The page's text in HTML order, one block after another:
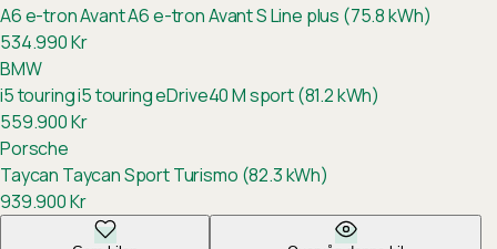
A6 e-tron AvantA6 e-tron Avant S Line plus (75.8 kWh)
534.990Kr
BMW
i5 touringi5 touring eDrive40 M sport (81.2 kWh)
559.900Kr
Porsche
Taycan Taycan Sport Turismo (82.3 kWh)
939.900Kr